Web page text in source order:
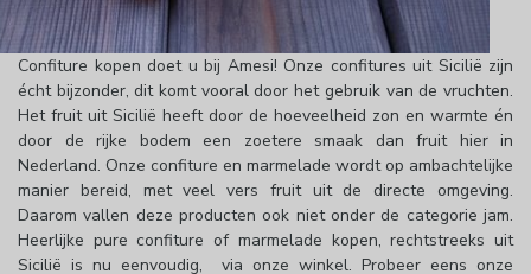
Confiture kopen doet u bij Amesi! Onze confitures uit Sicilië zijn
écht bijzonder, dit komt vooral door het gebruik van de vruchten.
Het fruit uit Sicilië heeft door de hoeveelheid zon en warmte én
door de rijke bodem een zoetere smaak dan fruit hier in
Nederland. Onze confiture en marmelade wordt op ambachtelijke
manier bereid, met veel vers fruit uit de directe omgeving.
Daarom vallen deze producten ook niet onder de categorie jam.
Heerlijke pure confiture of marmelade kopen, rechtstreeks uit
Sicilië is nu eenvoudig, via onze winkel. Probeer eens onze